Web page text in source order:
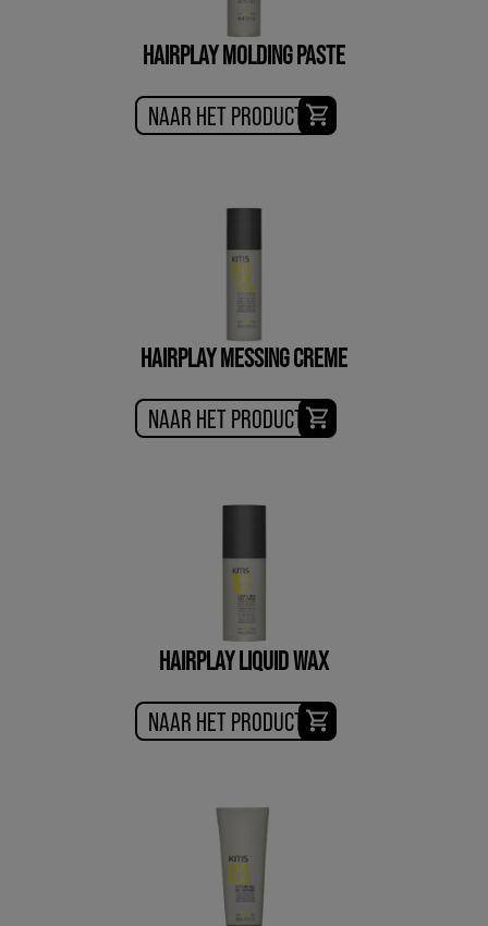
HAIRPLAY MOLDING PASTE
NAAR HET PRODUCT
HAIRPLAY MESSING CREME
NAAR HET PRODUCT
HAIRPLAY LIQUID WAX
NAAR HET PRODUCT